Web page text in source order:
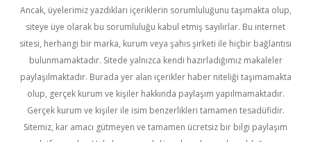
Ancak, üyelerimiz yazdıkları içeriklerin sorumluluğunu taşımakta olup,
siteye üye olarak bu sorumluluğu kabul etmiş sayılırlar. Bu internet
sitesi, herhangi bir marka, kurum veya şahıs şirketi ile hiçbir bağlantısı
bulunmamaktadır. Sitede yalnızca kendi hazırladığımız makaleler
paylaşılmaktadır. Burada yer alan içerikler haber niteliği taşımamakta
olup, gerçek kurum ve kişiler hakkında paylaşım yapılmamaktadır.
Gerçek kurum ve kişiler ile isim benzerlikleri tamamen tesadüfidir.
Sitemiz, kar amacı gütmeyen ve tamamen ücretsiz bir bilgi paylaşım